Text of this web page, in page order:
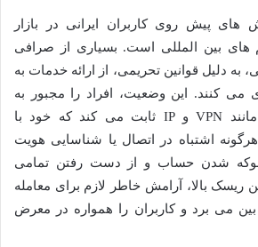
های پیش روی کاربران ایرانی در بازار
های بین المللی است. بسیاری از صرافی
به دلیل قوانین تحریمی، از ارائه خدمات به
می کنند. این وضعیت، افراد را مجبور به
استفاده از ابزارهایی مانند VPN و IP ثابت می کند که خود با
اشتباه در اتصال یا شناسایی هویت
بلوکه شدن حساب و از دست رفتن تمامی
ریسک بالا، آرامش خاطر لازم برای معامله
می برد و کاربران را همواره در معرض